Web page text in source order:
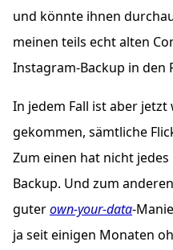
und könnte ihnen
meinen teils echt alten
Instagram-Backup in den
In jedem Fall ist aber
gekommen, sämtliche
Zum einen hat nicht
Backup. Und zum
guterown-your-data-
ja seit einigen Monaten